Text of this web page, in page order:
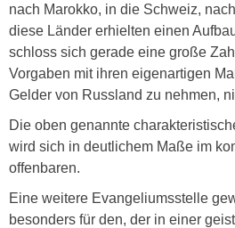
nach Marokko, in die Schweiz,
diese Länder erhielten einen
schloss sich gerade eine große
Vorgaben mit ihren eigenartigen
Gelder von Russland zu nehmen,
Die oben genannte
wird sich in deutlichem Maße im
offenbaren.
Eine weitere Evangeliumsstelle
besonders für den, der in einer